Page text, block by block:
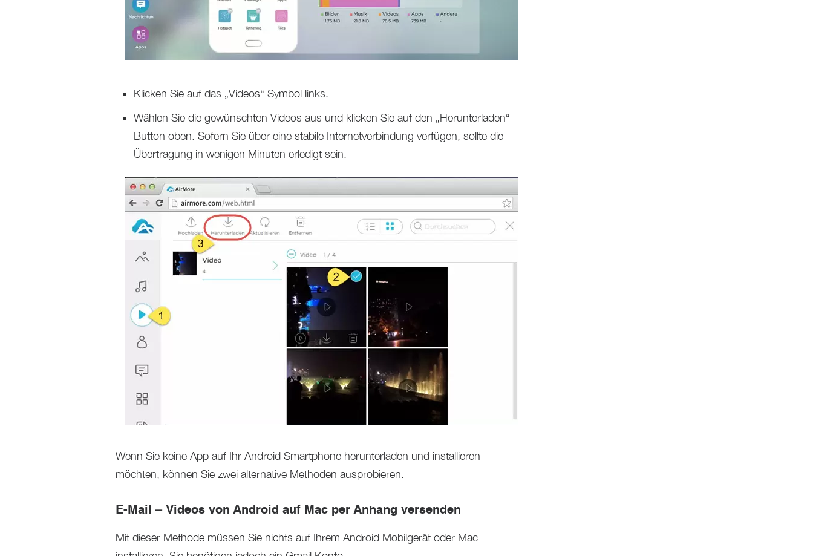
Klicken Sie auf das „Videos“ Symbol links.
Wählen Sie die gewünschten Videos aus und klicken Sie auf den „Herunterladen“
Button oben. Sofern Sie über eine stabile Internetverbindung verfügen, sollte die
Übertragung in wenigen Minuten erledigt sein.
Wenn Sie keine App auf Ihr Android Smartphone herunterladen und installieren
möchten, können Sie zwei alternative Methoden ausprobieren.
E-Mail – Videos von Android auf Mac per Anhang versenden
Mit dieser Methode müssen Sie nichts auf Ihrem Android Mobilgerät oder Mac